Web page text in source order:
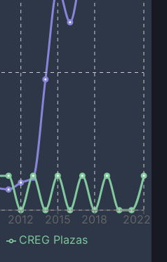
2012 2015 2018 2022
CREG Plazas